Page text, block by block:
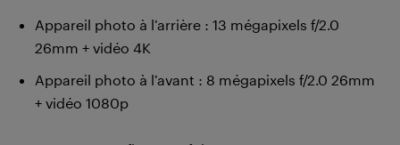
Appareil photo à l’arrière : 13 mégapixels f/2.0
26mm + vidéo 4K
Appareil photo à l’avant : 8 mégapixels f/2.0 26mm
+ vidéo 1080p